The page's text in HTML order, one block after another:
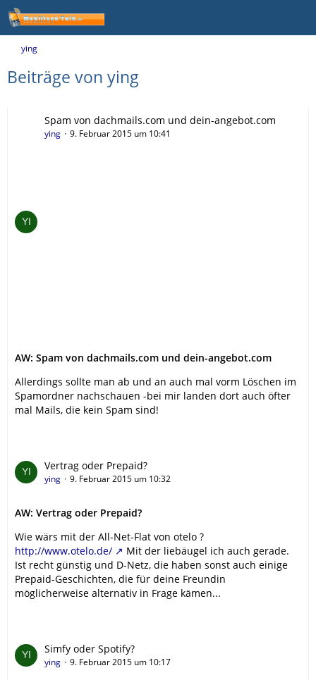
ying
Beiträge von ying
Spam von dachmails.com und dein-angebot.com
ying 9. Februar 2015 um 10:41
AW: Spam von dachmails.com und dein-angebot.com
Allerdings sollte man ab und an auch mal vorm Löschen im
Spamordner nachschauen -bei mir landen dort auch öfter
mal Mails, die kein Spam sind!
Vertrag oder Prepaid?
ying 9. Februar 2015 um 10:32
AW: Vertrag oder Prepaid?
Wie wärs mit der All-Net-Flat von otelo ?
http://www.otelo.de/
Mit der liebäugel ich auch gerade.
Ist recht günstig und D-Netz, die haben sonst auch einige
Prepaid-Geschichten, die für deine Freundin
möglicherweise alternativ in Frage kämen...
Simfy oder Spotify?
ying 9. Februar 2015 um 10:17